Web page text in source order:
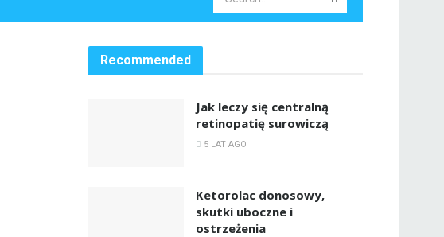
Recommended
Jak leczy się centralną
retinopatię surowiczą
5 LAT AGO
Ketorolac donosowy,
skutki uboczne i
ostrzeżenia